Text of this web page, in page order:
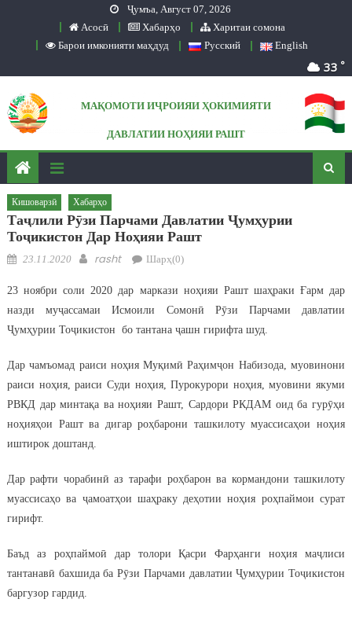
Ҷумъа, Август 07, 2026
Асосӣ
Хабарҳо
Харитаи сомона
Барои имконияти маҳдуд
Русский English
33 °
МАҚОМОТИ ИҶРОИЯИ ҲОКИМИЯТИ
ДАВЛАТИИ НОҲИЯИ РАШТ
Кишоварзӣ Хабарҳо
Таҷлили Рӯзи Парчами Давлатии Ҷумҳурии
Тоҷикистон Дар Ноҳияи Рашт
Posted on
23.11.2020 Author
rasht Шарҳ(0)
23 ноябри соли 2020 дар маркази ноҳияи Рашт шаҳраки Ғарм дар
назди муҷассамаи Исмоили Сомонӣ Рӯзи Парчами давлатии
Ҷумҳурии Тоҷикистон бо тантана ҷашн гирифта шуд.
Дар чамъомад раиси ноҳия Муқимӣ Раҳимҷон Набизода, муовинони
раиси ноҳия, раиси Суди ноҳия, Пурокурори ноҳия, муовини якуми
РВКД дар минтақа ва ноҳияи Рашт, Сардори РКДАМ оид ба гурӯҳи
ноҳияҳои Рашт ва дигар роҳбарони ташкилоту муассисаҳои ноҳия
иштирок доштанд.
Дар рафти чорабинӣ аз тарафи роҳбарон ва кормандони ташкилоту
муассисаҳо ва ҷамоатҳои шаҳраку деҳотии ноҳия роҳпаймои сурат
гирифт.
Баъд аз роҳпаймоӣ дар толори Қасри Фарҳанги ноҳия маҷлиси
тантанавӣ бахшида ба Рӯзи Парчами давлатии Ҷумҳурии Тоҷикистон
баргузор гардид.